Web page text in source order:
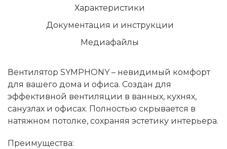
Характеристики
Документация и инструкции
Медиафайлы
Вентилятор SYMPHONY – невидимый комфорт
для вашего дома и офиса. Создан для
эффективной вентиляции в ванных, кухнях,
санузлах и офисах. Полностью скрывается в
натяжном потолке, сохраняя эстетику интерьера.
Преимущества: